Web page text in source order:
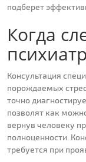
подберет
Когда
Консультация
порождаемых
точно
позволят как
вернув человеку
полноценности.
требуется при